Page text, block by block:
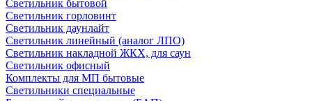
Светильник бытовой
Светильник горловинт
Светильник даунлайт
Светильник линейный (аналог ЛПО)
Светильник накладной ЖКХ, для саун
Светильник офисный
Комплекты для МП бытовые
Светильники специальные